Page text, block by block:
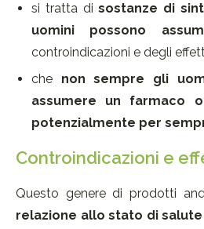
si tratta disostanze di
uomini possono
controindicazioni e degli
che non sempre gli
assumere un farmaco
potenzialmente per
Controindicazioni e
Questo genere di prodotti
relazione allo stato di